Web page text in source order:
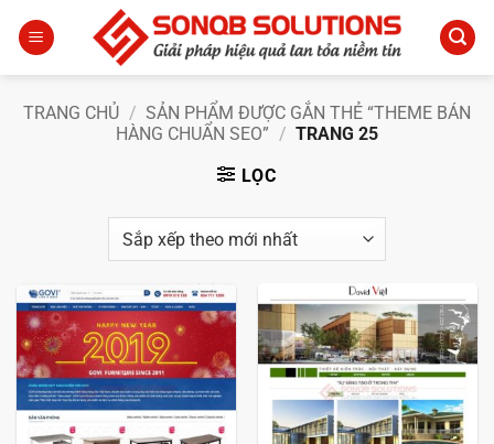
qua
TRANG CHỦ / SẢN PHẨM ĐƯỢC GẮN THẺ “THEME BÁN
HÀNG CHUẨN SEO” / TRANG 25
LỌC